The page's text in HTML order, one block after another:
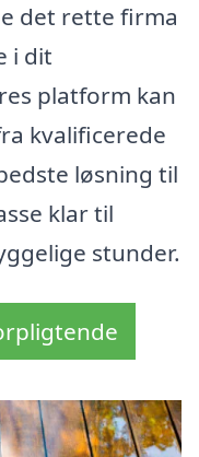
det rette firma
i dit
platform kan
kvalificerede
løsning til
klar til
stunder.